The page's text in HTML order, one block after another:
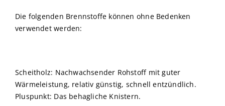
Die folgenden Brennstoffe können ohne Bedenken
verwendet werden:
Scheitholz: Nachwachsender Rohstoff mit guter
Wärmeleistung, relativ günstig, schnell entzündlich.
Pluspunkt: Das behagliche Knistern.